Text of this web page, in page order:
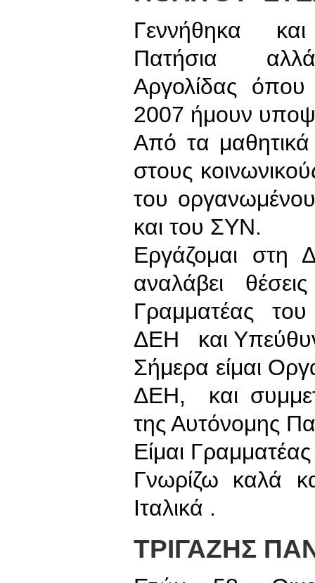
Γεννήθηκα
Πατήσια αλλά
Αργολίδας όπου
2007 ήμουν
Από τα
στους
του
και του ΣΥΝ.
Εργάζομαι στη
αναλάβει
Γραμματέας
ΔΕΗ και
Σήμερα είμαι
ΔΕΗ, και
της Αυτόνομης
Είμαι
Γνωρίζω καλά
Ιταλικά .
ΤΡΙΓΑΖΗΣ